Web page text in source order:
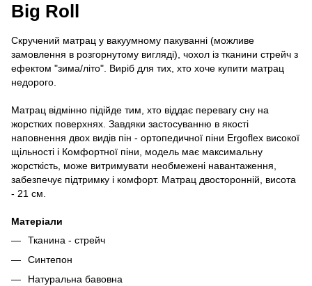
Big Roll
Скручений матрац у вакуумному пакуванні (можливе
замовлення в розгорнутому вигляді), чохол із тканини стрейч з
ефектом "зима/літо". Виріб для тих, хто хоче купити матрац
недорого.
Матрац відмінно підійде тим, хто віддає перевагу сну на
жорстких поверхнях. Завдяки застосуванню в якості
наповнення двох видів пін - ортопедичної піни Ergoflex високої
щільності і Комфортної піни, модель має максимальну
жорсткість, може витримувати необмежені навантаження,
забезпечує підтримку і комфорт. Матрац двосторонній, висота
- 21 см.
Матеріали
Тканина - стрейч
Синтепон
Натуральна бавовна